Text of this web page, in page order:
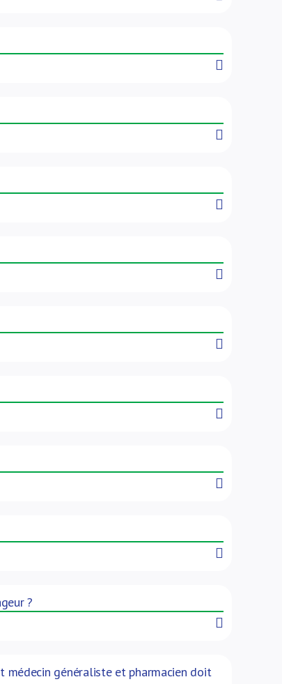
?
généraliste et pharmacien doit